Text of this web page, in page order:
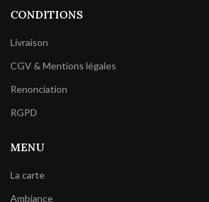
CONDITIONS
Livraison
CGV & Mentions légales
Renonciation
RGPD
MENU
La carte
Ambiance